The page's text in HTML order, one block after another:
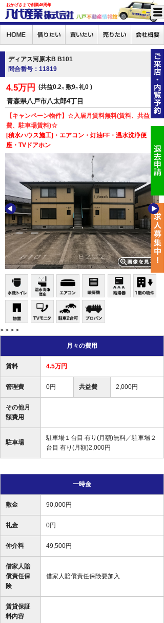
おかげさまで創業46周年
ディアス河原木B B101
問合番号：11819
4.5万円 共益0.2万 敷9万 礼0
青森県八戸市八太郎4丁目
【キャンペーン物件】☆入居月賃料無料(賃料、共益
費、駐車場賃料)☆
[積水ハウス施工]・エアコン・灯油FF・温水洗浄便
座・TVドアホン
> > > >
月々の費用
賃料 4.5万円
管理費 0円 共益費 2,000円
その他月
額費用
駐車場
駐車場１台目 有り(月額)無料／駐車場２
台目 有り(月額)2,000円
一時金
敷金 90,000円
礼金 0円
仲介料 49,500円
借家人賠
償責任保
険
借家人賠償責任保険要加入
賃貸保証
料内容